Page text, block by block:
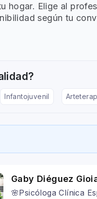
hogar. Elige al
según tu
Infantojuvenil
Gaby Diéguez
🌸Psicóloga Clínica